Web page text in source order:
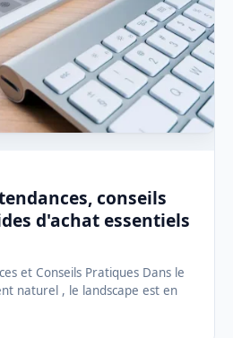
conseils
d'achat essentiels
et Conseils Pratiques Dans le
naturel , le landscape est en